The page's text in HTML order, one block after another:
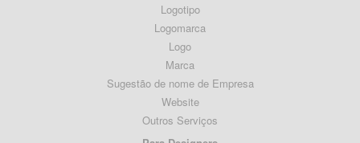
Logotipo
Logomarca
Logo
Marca
Sugestão de nome de Empresa
Website
Outros Serviços